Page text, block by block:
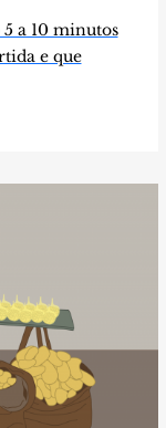
a 10 minutos
e que